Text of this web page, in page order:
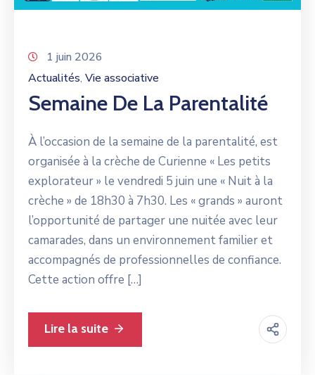
1 juin 2026
Actualités‚ Vie associative
Semaine De La Parentalité
À l’occasion de la semaine de la parentalité, est
organisée à la crèche de Curienne « Les petits
explorateur » le vendredi 5 juin une « Nuit à la
crèche » de 18h30 à 7h30. Les « grands » auront
l’opportunité de partager une nuitée avec leur
camarades, dans un environnement familier et
accompagnés de professionnelles de confiance.
Cette action offre […]
Lire la suite